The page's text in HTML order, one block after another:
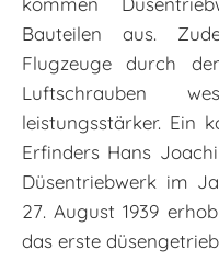
Bauteilen aus.
Flugzeuge durch
Luftschrauben
leistungsstärker. Ein
Erfinders Hans
Düsentriebwerk im
27. August 1939
das erste